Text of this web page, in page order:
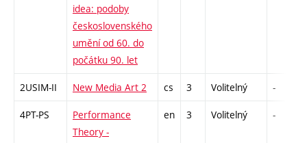
idea: podoby
československého
umění od 60. do
počátku 90. let
2USIM-II New Media Art 2 cs 3 Volitelný -
4PT-PS
Performance
Theory -
en 3 Volitelný -